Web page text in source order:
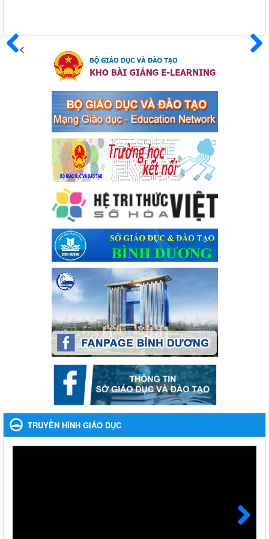
Hưởng ứng cuộc thi trực tuyến "Tìm hiểu Nghị quyết Trung ương
8 Khoá XIII"
Ngày ban hành: 04/03/2024
Kế hoạch Triển khai công tác tuyên truyền, đảm bảo trật tự,
an toàn giao thông năm 2024 tại các cơ sở giáo dục trên địa
bàn thị xã Bến Cát
Kế hoạch Triển khai công tác tuyên truyền, đảm bảo trật tự, an
toàn giao thông năm 2024 tại các cơ sở giáo dục trên địa bàn thị
Ngày ban hành: 04/03/2024
Kế hoạch thực hiện Chỉ thị số 16/CT-TTg ngày 27/05/2023
của Thủ tướng Chính phủ về tăng cường phòng ngừa, đấu
tranh tội phạm, vi phạm pháp luật liên quan đến hoạt động
tổ chức đánh bạc và đánh bạc
Kế hoạch thực hiện Chỉ thị số 16/CT-TTg ngày 27/05/2023 của
Thủ tướng Chính phủ về tăng cường phòng ngừa, đấu tranh tội
phạm, vi phạm pháp luật liên quan đến hoạt động tổ chức đánh
bạc và đánh bạc
Ngày ban hành: 04/03/2024
Kế hoạch Tổ chức Hội trại truyền thống học sinh thị xã Bến
Cát Lần thứ VIII, năm học 2023-2024
Kế hoạch Tổ chức Hội trại truyền thống học sinh thị xã Bến Cát
Lần thứ VIII, năm học 2023-2024
Ngày ban hành: 28/12/2023
Phối hợp rà soát nhu cầu tiêm vắc xin phòng Covid 19
Phối hợp rà soát nhu cầu tiêm vắc xin phòng Covid 19
Ngày ban hành: 22/11/2023
Phát động, triển khai Cuộc thi " An toàn giao thông cho nụ
TRUYỀN HÌNH GIÁO DỤC